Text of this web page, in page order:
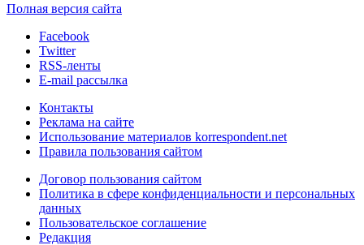
Полная версия сайта
Facebook
Twitter
RSS-ленты
E-mail рассылка
Контакты
Реклама на сайте
Использование материалов korrespondent.net
Правила пользования сайтом
Договор пользования сайтом
Политика в сфере конфиденциальности и персональных
данных
Пользовательское соглашение
Редакция